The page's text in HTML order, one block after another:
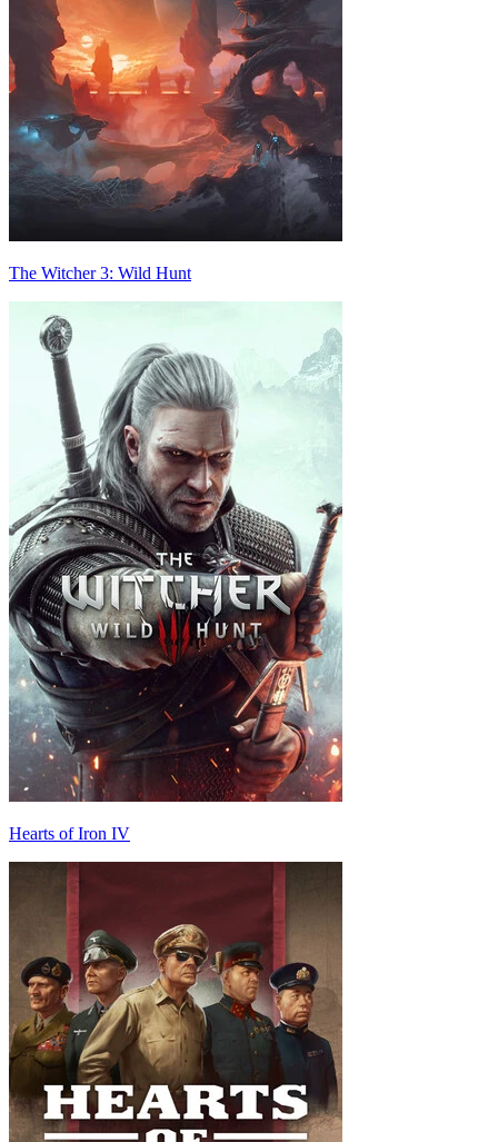
The Witcher 3: Wild Hunt
Hearts of Iron IV